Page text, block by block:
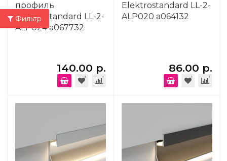
профиль
Elektrostandard LL-2-
ALP024 a067732
140.00 р.
Elektrostandard LL-2-
ALP020 a064132
86.00 р.
Фильтр